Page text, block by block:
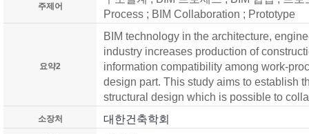
주제어
Process ; BIM Collaboration ; Prototype
요약2
BIM technology in the architecture,
industry increases production of
information compatibility among work-
design part. This study aims to establish
structural design which is possible to
소장처 대한건축학회